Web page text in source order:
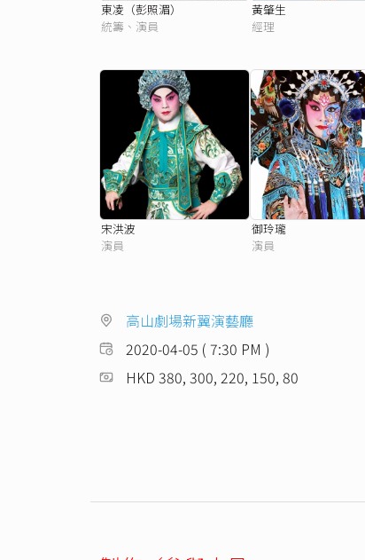
東凌（彭照湄）
統籌、演員
黃肇生
經理
宋洪波
演員
御玲瓏
演員
高山劇場新翼演藝廳
2020-04-05 ( 7:30 PM )
HKD 380, 300, 220, 150, 80